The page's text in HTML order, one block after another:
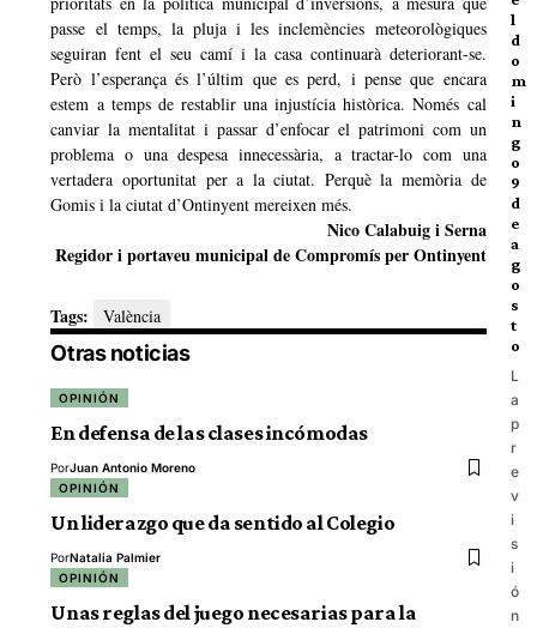
passe el temps, la pluja i les inclemències meteorològiques
seguiran fent el seu camí i la casa continuarà deteriorant-se.
Però l’esperança és l’últim que es perd, i pense que encara
estem a temps de restablir una injustícia històrica. Només cal
canviar la mentalitat i passar d’enfocar el patrimoni com un
problema o una despesa innecessària, a tractar-lo com una
vertadera oportunitat per a la ciutat. Perquè la memòria de
Gomis i la ciutat d’Ontinyent mereixen més.
Nico Calabuig i Serna
Regidor i portaveu municipal de Compromís per Ontinyent
Tags: València
Otras noticias
OPINIÓN
En defensa de las clases incómodas
PorJuan Antonio Moreno
OPINIÓN
Un liderazgo que da sentido al Colegio
PorNatalia Palmier
OPINIÓN
Unas reglas del juego necesarias para la
l
d
o
m
i
n
g
o
9
d
e
a
g
o
s
t
o
L
a
p
r
e
v
i
s
i
ó
n